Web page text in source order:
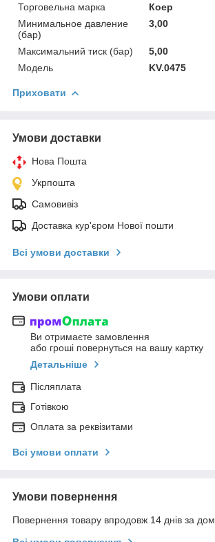
Торговельна марка
Коер
Минимальное давление
(бар)
3,00
Максимальний тиск (бар)
5,00
Мoдель
KV.0475
Приховати
Умови доставки
Нова Пошта
Укрпошта
Самовивіз
Доставка кур'єром Нової пошти
Всі умови доставки
Умови оплати
Ви отримаєте замовлення
або гроші повернуться на вашу картку
Детальніше
Післяплата
Готівкою
Оплата за реквізитами
Всі умови оплати
Умови повернення
Повернення товару впродовж 14 днів за